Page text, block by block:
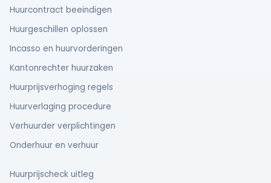
Huurcontract beeindigen
Huurgeschillen oplossen
Incasso en huurvorderingen
Kantonrechter huurzaken
Huurprijsverhoging regels
Huurverlaging procedure
Verhuurder verplichtingen
Onderhuur en verhuur
Huurprijscheck uitleg